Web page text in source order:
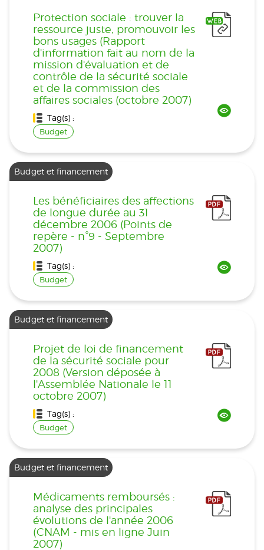
Protection sociale : trouver la
ressource juste, promouvoir les
bons usages (Rapport
d'information fait au nom de la
mission d'évaluation et de
contrôle de la sécurité sociale
et de la commission des
affaires sociales (octobre 2007)
Tag(s) :
Budget
Budget et financement
Les bénéficiaires des affections
de longue durée au 31
décembre 2006 (Points de
repère - n°9 - Septembre
2007)
Tag(s) :
Budget
Budget et financement
Projet de loi de financement
de la sécurité sociale pour
2008 (Version déposée à
l'Assemblée Nationale le 11
octobre 2007)
Tag(s) :
Budget
Budget et financement
Médicaments remboursés :
analyse des principales
évolutions de l'année 2006
(CNAM - mis en ligne Juin
2007)